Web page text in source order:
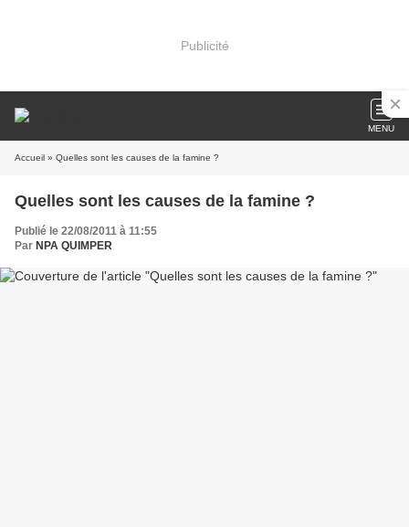
Publicité
MENU
Accueil » Quelles sont les causes de la famine ?
Quelles sont les causes de la famine ?
Publié le 22/08/2011 à 11:55
Par NPA QUIMPER